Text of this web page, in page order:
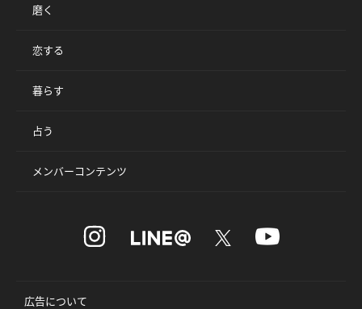
磨く
恋する
暮らす
占う
メンバーコンテンツ
広告について